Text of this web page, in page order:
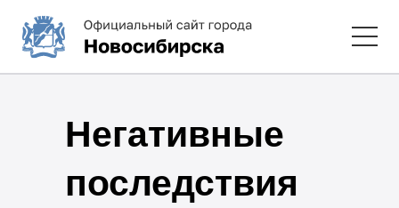
Негативные
последствия